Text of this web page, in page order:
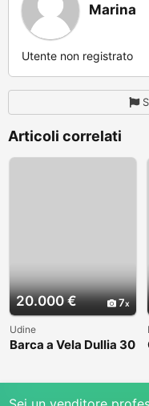
Marina
Utente non registrato
Articoli correlati
20.000 € 7
Udine
Barca a Vela Dullia 30